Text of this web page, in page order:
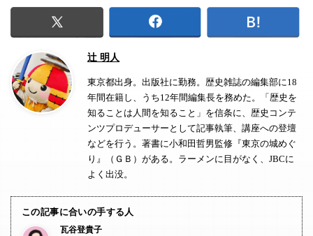
辻 明人
東京都出身。出版社に勤務。歴史雑誌の編集部に18
年間在籍し、うち12年間編集長を務めた。「歴史を
知ることは人間を知ること」を信条に、歴史コンテ
ンツプロデューサーとして記事執筆、講座への登壇
などを行う。著書に小和田哲男監修『東京の城めぐ
り』（ＧＢ）がある。ラーメンに目がなく、JBCに
よく出没。
この記事に合いの手する人
瓦谷登貴子